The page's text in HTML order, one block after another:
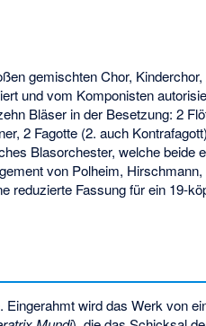
gemischten Chor,
und vom Komponisten
Bläser in der Besetzung: 2
2 Fagotte (2. auch
Blasorchester, welche beide
von Polheim,
reduzierte Fassung für ein 19-
Eingerahmt wird das Werk von